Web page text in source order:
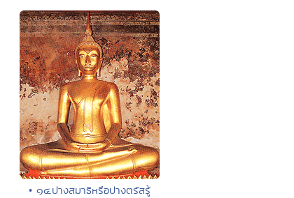
• ๑๔.ปางสมาธิหรือปางตรัสรู้